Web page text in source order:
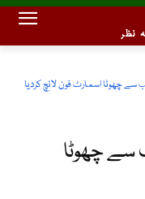
نظر
چھوٹا اسمارٹ فون لانچ کردیا
سے چھوٹا